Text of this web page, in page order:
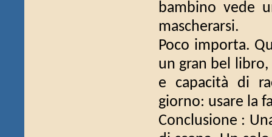
bambino vede
mascherarsi.
Poco importa.
un gran bel libro,
e capacità di
giorno: usare la
Conclusione :